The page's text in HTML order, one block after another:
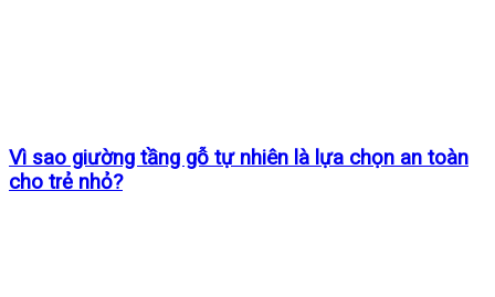
Vì sao giường tầng gỗ tự nhiên là lựa chọn an toàn
cho trẻ nhỏ?